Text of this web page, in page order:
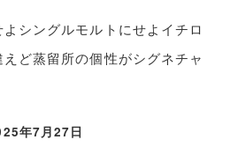
シングルモルトにせよイチロ
ど蒸留所の個性がシグネチャ
年7月27日